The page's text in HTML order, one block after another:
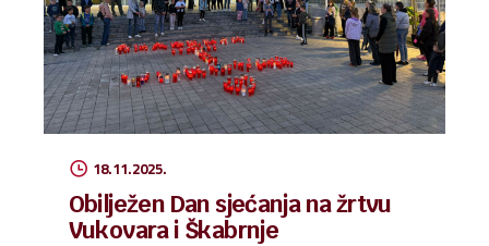
18.11.2025.
Obilježen Dan sjećanja na žrtvu
Vukovara i Škabrnje